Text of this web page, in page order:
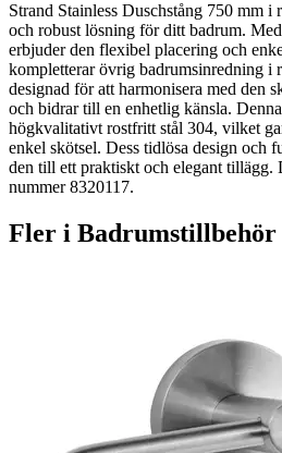
Strand Stainless Duschstång 750 mm i
och robust lösning för ditt badrum.
erbjuder den flexibel placering och
kompletterar övrig badrumsinredning i
designad för att harmonisera med den
och bidrar till en enhetlig känsla.
högkvalitativt rostfritt stål 304, vilket
enkel skötsel. Dess tidlösa design och
den till ett praktiskt och elegant tillägg.
nummer 8320117.
Fler i Badrumstillbehör